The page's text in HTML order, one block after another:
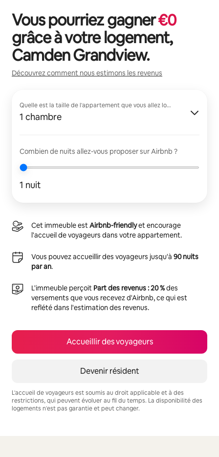
Vous pourriez gagner€0
grâce à votre logement,
Camden Grandview.
Découvrez comment nous estimons les revenus
Quelle est la taille de l'appartement que vous allez louer ?
1 chambre
Combien de nuits allez-vous proposer sur Airbnb ?
1 nuit
Cet immeuble est Airbnb-friendlyet encourage
l'accueil de voyageurs dans votre appartement.
Vous pouvez accueillir des voyageurs jusqu'à 90 nuits
par an.
L'immeuble perçoit Part des revenus : 20 %des
versements que vous recevez d'Airbnb, ce qui est
reflété dans l'estimation des revenus.
Accueillir des voyageurs
Devenir résident
L'accueil de voyageurs est soumis au droit applicable et à des
restrictions, qui peuvent évoluer au fil du temps. La disponibilité des
logements n'est pas garantie et peut changer.